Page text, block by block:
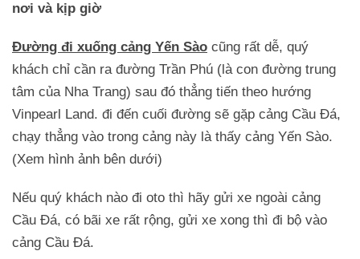
nơi và kịp giờ
Đường đi xuống cảng Yến Sào cũng rất dễ, quý
khách chỉ cần ra đường Trần Phú (là con đường trung
tâm của Nha Trang) sau đó thẳng tiến theo hướng
Vinpearl Land. đi đến cuối đường sẽ gặp cảng Cầu Đá,
chạy thẳng vào trong cảng này là thấy cảng Yến Sào.
(Xem hình ảnh bên dưới)
Nếu quý khách nào đi oto thì hãy gửi xe ngoài cảng
Cầu Đá, có bãi xe rất rộng, gửi xe xong thì đi bộ vào
cảng Cầu Đá.